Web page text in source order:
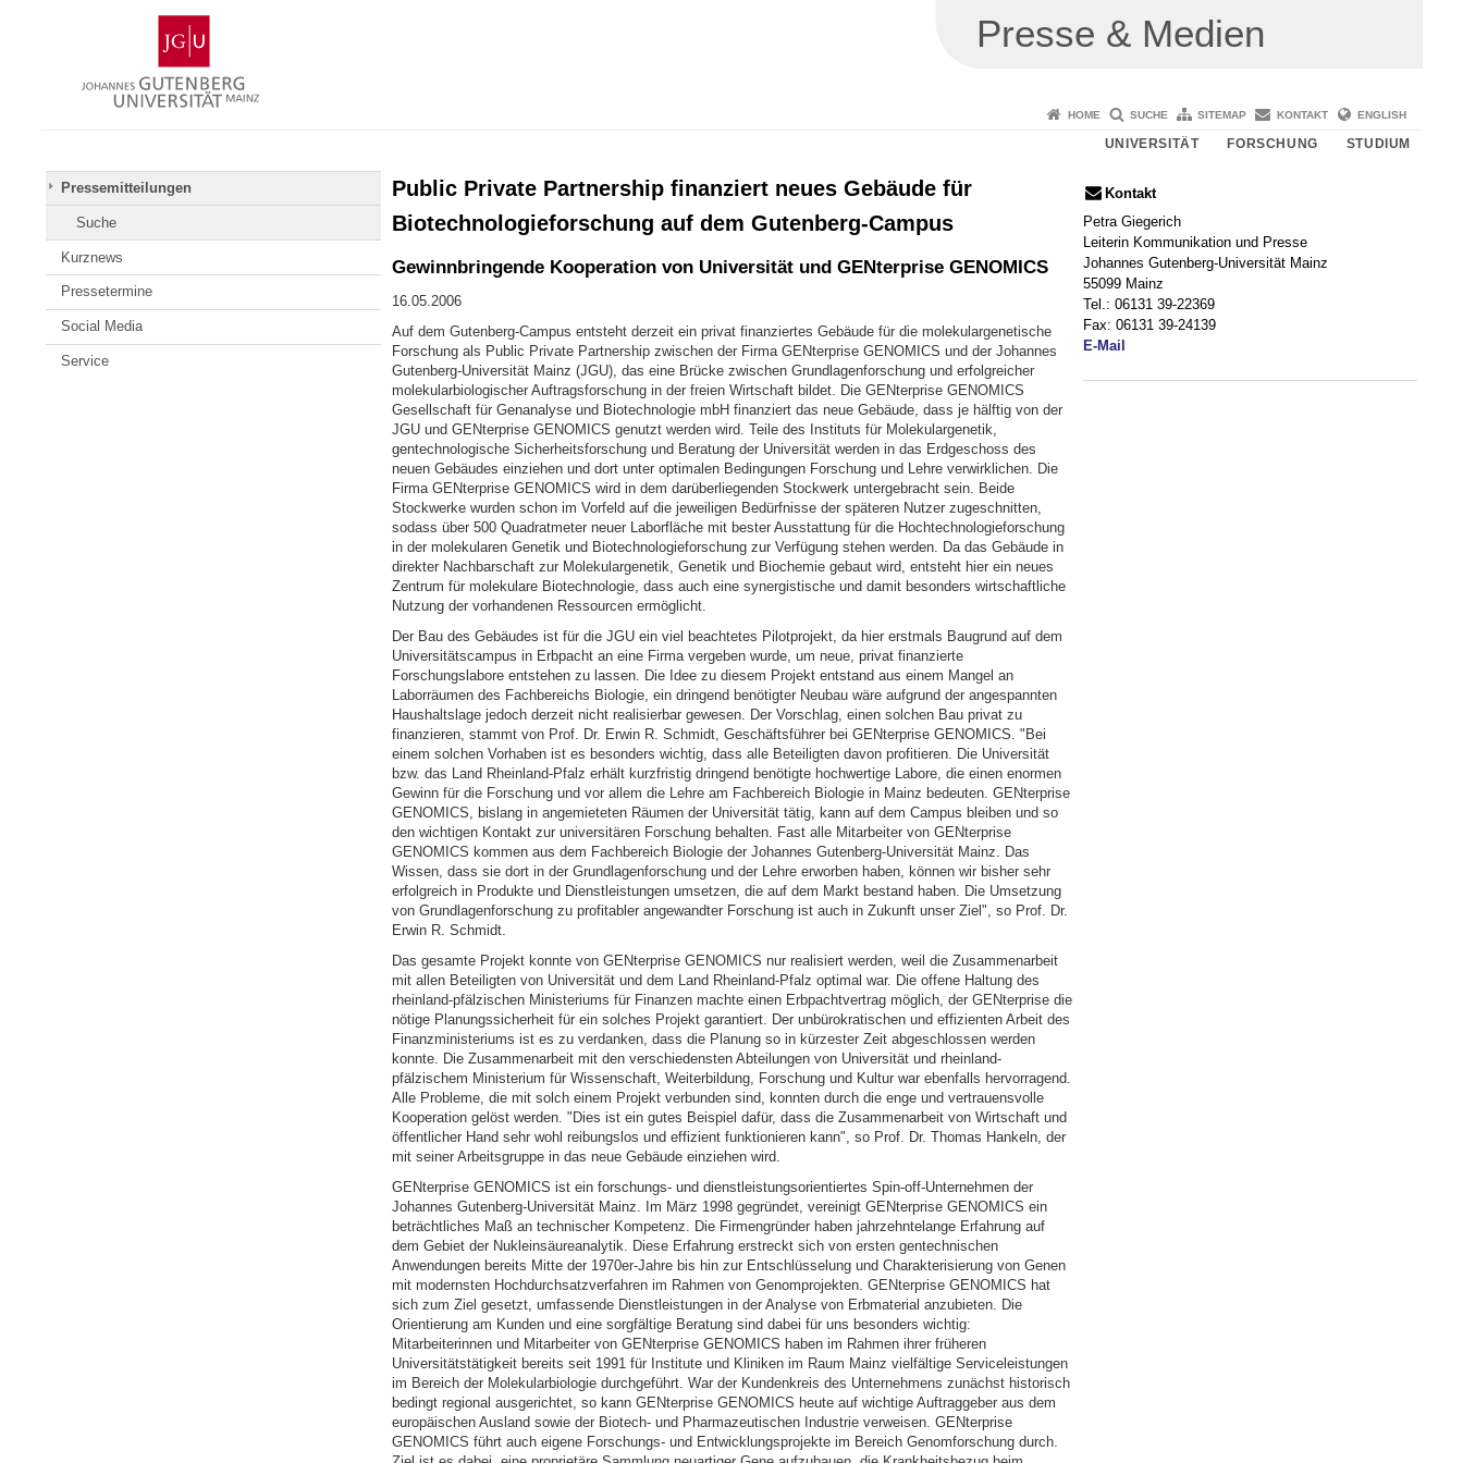
Gutenberg-
Universität
Mainz
Presse & Medien
HOME SUCHE SITEMAP KONTAKT ENGLISH
UNIVERSITÄT FORSCHUNG STUDIUM
Pressemitteilungen
Suche
Kurznews
Pressetermine
Social Media
Service
Public Private Partnership finanziert neues Gebäude für
Biotechnologieforschung auf dem Gutenberg-Campus
Gewinnbringende Kooperation von Universität und GENterprise GENOMICS
16.05.2006
Auf dem Gutenberg-Campus entsteht derzeit ein privat finanziertes Gebäude für die molekulargenetische
Forschung als Public Private Partnership zwischen der Firma GENterprise GENOMICS und der Johannes
Gutenberg-Universität Mainz (JGU), das eine Brücke zwischen Grundlagenforschung und erfolgreicher
molekularbiologischer Auftragsforschung in der freien Wirtschaft bildet. Die GENterprise GENOMICS
Gesellschaft für Genanalyse und Biotechnologie mbH finanziert das neue Gebäude, dass je hälftig von der
JGU und GENterprise GENOMICS genutzt werden wird. Teile des Instituts für Molekulargenetik,
gentechnologische Sicherheitsforschung und Beratung der Universität werden in das Erdgeschoss des
neuen Gebäudes einziehen und dort unter optimalen Bedingungen Forschung und Lehre verwirklichen. Die
Firma GENterprise GENOMICS wird in dem darüberliegenden Stockwerk untergebracht sein. Beide
Stockwerke wurden schon im Vorfeld auf die jeweiligen Bedürfnisse der späteren Nutzer zugeschnitten,
sodass über 500 Quadratmeter neuer Laborfläche mit bester Ausstattung für die Hochtechnologieforschung
in der molekularen Genetik und Biotechnologieforschung zur Verfügung stehen werden. Da das Gebäude in
direkter Nachbarschaft zur Molekulargenetik, Genetik und Biochemie gebaut wird, entsteht hier ein neues
Zentrum für molekulare Biotechnologie, dass auch eine synergistische und damit besonders wirtschaftliche
Nutzung der vorhandenen Ressourcen ermöglicht.
Der Bau des Gebäudes ist für die JGU ein viel beachtetes Pilotprojekt, da hier erstmals Baugrund auf dem
Universitätscampus in Erbpacht an eine Firma vergeben wurde, um neue, privat finanzierte
Forschungslabore entstehen zu lassen. Die Idee zu diesem Projekt entstand aus einem Mangel an
Laborräumen des Fachbereichs Biologie, ein dringend benötigter Neubau wäre aufgrund der angespannten
Haushaltslage jedoch derzeit nicht realisierbar gewesen. Der Vorschlag, einen solchen Bau privat zu
finanzieren, stammt von Prof. Dr. Erwin R. Schmidt, Geschäftsführer bei GENterprise GENOMICS. "Bei
einem solchen Vorhaben ist es besonders wichtig, dass alle Beteiligten davon profitieren. Die Universität
bzw. das Land Rheinland-Pfalz erhält kurzfristig dringend benötigte hochwertige Labore, die einen enormen
Gewinn für die Forschung und vor allem die Lehre am Fachbereich Biologie in Mainz bedeuten. GENterprise
GENOMICS, bislang in angemieteten Räumen der Universität tätig, kann auf dem Campus bleiben und so
den wichtigen Kontakt zur universitären Forschung behalten. Fast alle Mitarbeiter von GENterprise
GENOMICS kommen aus dem Fachbereich Biologie der Johannes Gutenberg-Universität Mainz. Das
Wissen, dass sie dort in der Grundlagenforschung und der Lehre erworben haben, können wir bisher sehr
erfolgreich in Produkte und Dienstleistungen umsetzen, die auf dem Markt bestand haben. Die Umsetzung
von Grundlagenforschung zu profitabler angewandter Forschung ist auch in Zukunft unser Ziel", so Prof. Dr.
Erwin R. Schmidt.
Das gesamte Projekt konnte von GENterprise GENOMICS nur realisiert werden, weil die Zusammenarbeit
mit allen Beteiligten von Universität und dem Land Rheinland-Pfalz optimal war. Die offene Haltung des
rheinland-pfälzischen Ministeriums für Finanzen machte einen Erbpachtvertrag möglich, der GENterprise die
nötige Planungssicherheit für ein solches Projekt garantiert. Der unbürokratischen und effizienten Arbeit des
Finanzministeriums ist es zu verdanken, dass die Planung so in kürzester Zeit abgeschlossen werden
konnte. Die Zusammenarbeit mit den verschiedensten Abteilungen von Universität und rheinland-
pfälzischem Ministerium für Wissenschaft, Weiterbildung, Forschung und Kultur war ebenfalls hervorragend.
Alle Probleme, die mit solch einem Projekt verbunden sind, konnten durch die enge und vertrauensvolle
Kooperation gelöst werden. "Dies ist ein gutes Beispiel dafür, dass die Zusammenarbeit von Wirtschaft und
öffentlicher Hand sehr wohl reibungslos und effizient funktionieren kann", so Prof. Dr. Thomas Hankeln, der
mit seiner Arbeitsgruppe in das neue Gebäude einziehen wird.
GENterprise GENOMICS ist ein forschungs- und dienstleistungsorientiertes Spin-off-Unternehmen der
Johannes Gutenberg-Universität Mainz. Im März 1998 gegründet, vereinigt GENterprise GENOMICS ein
beträchtliches Maß an technischer Kompetenz. Die Firmengründer haben jahrzehntelange Erfahrung auf
dem Gebiet der Nukleinsäureanalytik. Diese Erfahrung erstreckt sich von ersten gentechnischen
Anwendungen bereits Mitte der 1970er-Jahre bis hin zur Entschlüsselung und Charakterisierung von Genen
mit modernsten Hochdurchsatzverfahren im Rahmen von Genomprojekten. GENterprise GENOMICS hat
sich zum Ziel gesetzt, umfassende Dienstleistungen in der Analyse von Erbmaterial anzubieten. Die
Orientierung am Kunden und eine sorgfältige Beratung sind dabei für uns besonders wichtig:
Mitarbeiterinnen und Mitarbeiter von GENterprise GENOMICS haben im Rahmen ihrer früheren
Universitätstätigkeit bereits seit 1991 für Institute und Kliniken im Raum Mainz vielfältige Serviceleistungen
im Bereich der Molekularbiologie durchgeführt. War der Kundenkreis des Unternehmens zunächst historisch
bedingt regional ausgerichtet, so kann GENterprise GENOMICS heute auf wichtige Auftraggeber aus dem
europäischen Ausland sowie der Biotech- und Pharmazeutischen Industrie verweisen. GENterprise
GENOMICS führt auch eigene Forschungs- und Entwicklungsprojekte im Bereich Genomforschung durch.
Kontakt
Petra Giegerich
Leiterin Kommunikation und Presse
Johannes Gutenberg-Universität Mainz
55099 Mainz
Tel.: 06131 39-22369
Fax: 06131 39-24139
E-Mail